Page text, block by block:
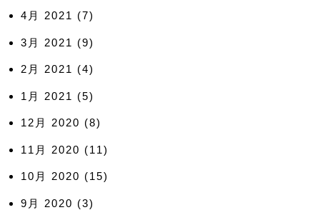
4月 2021 (7)
3月 2021 (9)
2月 2021 (4)
1月 2021 (5)
12月 2020 (8)
11月 2020 (11)
10月 2020 (15)
9月 2020 (3)